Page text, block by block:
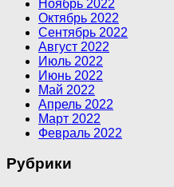
Ноябрь 2022
Октябрь 2022
Сентябрь 2022
Август 2022
Июль 2022
Июнь 2022
Май 2022
Апрель 2022
Март 2022
Февраль 2022
Рубрики